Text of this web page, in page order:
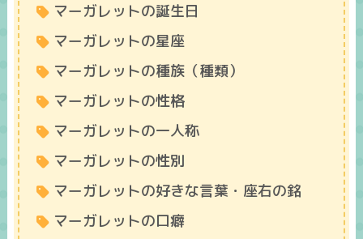
マーガレットの誕生日
マーガレットの星座
マーガレットの種族（種類）
マーガレットの性格
マーガレットの一人称
マーガレットの性別
マーガレットの好きな言葉・座右の銘
マーガレットの口癖